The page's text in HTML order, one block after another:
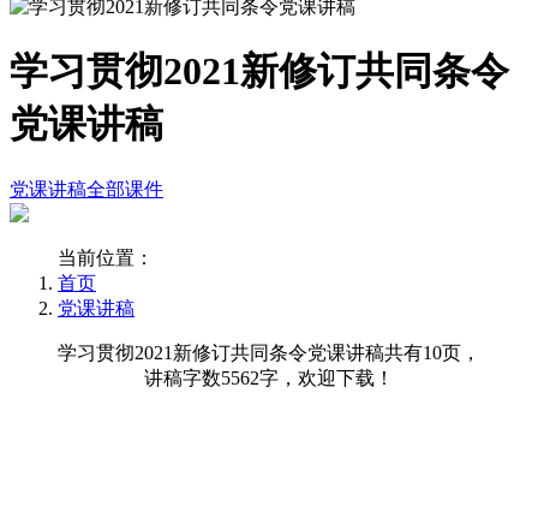
学习贯彻2021新修订共同条令
党课讲稿
党课讲稿全部课件
当前位置：
首页
党课讲稿
学习贯彻2021新修订共同条令党课讲稿共有10页，
讲稿字数5562字，欢迎下载！